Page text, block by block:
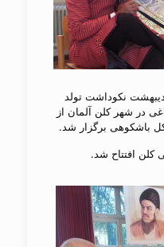
۲۰ مه برابر با ۳۰ اردیبهشت نکوداشت تولد
در شهر کلن آلمان از
باشکوهی برگزار شد.
کلن افتتاح شد.